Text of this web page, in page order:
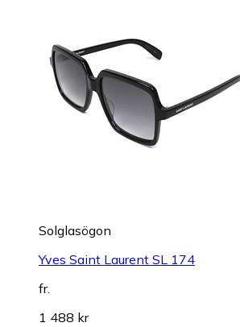
Solglasögon
Yves Saint Laurent SL 174
fr.
1 488 kr